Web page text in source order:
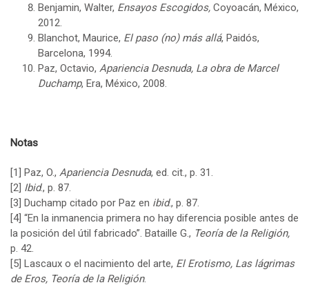
Benjamin, Walter, Ensayos Escogidos, Coyoacán, México,
2012.
Blanchot, Maurice, El paso (no) más allá, Paidós,
Barcelona, 1994.
Paz, Octavio, Apariencia Desnuda, La obra de Marcel
Duchamp, Era, México, 2008.
Notas
[1] Paz, O., Apariencia Desnuda, ed. cit., p. 31.
[2] Ibid., p. 87.
[3] Duchamp citado por Paz en ibid., p. 87.
[4] “En la inmanencia primera no hay diferencia posible antes de
la posición del útil fabricado”. Bataille G., Teoría de la Religión,
p. 42.
[5] Lascaux o el nacimiento del arte, El Erotismo, Las lágrimas
de Eros, Teoría de la Religión.